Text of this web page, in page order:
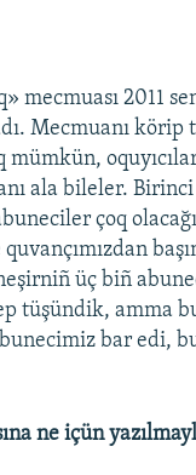
mecmuası 2011
Mecmuanı körip
mümkün,
ala bileler. Birinci
çoq
üç biñ
tüşündik, amma
bar edi,
ne içün